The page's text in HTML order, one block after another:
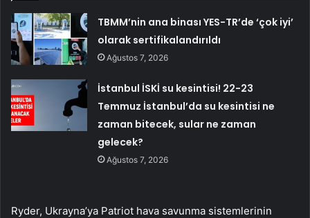
TBMM’nin ana binası YES-TR’de ‘çok iyi’
olarak sertifikalandırıldı
Ağustos 7, 2026
İstanbul İSKİ su kesintisi! 22-23
Temmuz İstanbul’da su kesintisi ne
zaman bitecek, sular ne zaman
gelecek?
Ağustos 7, 2026
Ryder, Ukrayna’ya Patriot hava savunma sistemlerinin